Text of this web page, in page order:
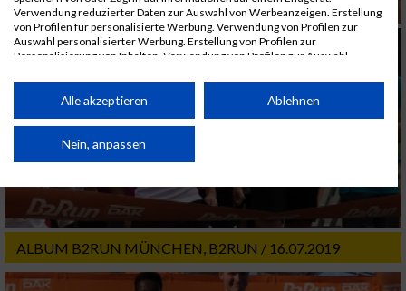
ALBUM B2RUN MÜNCHEN, B2RUN / 16.07.2019
Verwendung reduzierter Daten zur Auswahl von Werbeanzeigen. Erstellung
von Profilen für personalisierte Werbung. Verwendung von Profilen zur
Auswahl personalisierter Werbung. Erstellung von Profilen zur
Personalisierung von Inhalten. Verwendung von Profilen zur Auswahl
Performance von Inhalten. Analyse von Zielgruppen durch Statistiken oder
Kombinationen von Daten aus verschiedenen Quellen. Entwicklung und
von Inhalten.
Daten können außerhalb der Europäischen Union weitergegeben und in die
Website/App.
Partnerliste anzeigen (1 IAB-Anbieter)
Wir nutzen Ihre Daten für folgende Zwecke:
IAB-Verarbeitungszwecke:
Alle akzeptieren Ablehnen
Nein, anpassen